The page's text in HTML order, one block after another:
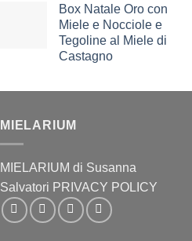
Box Natale Oro con
Miele e Nocciole e
Tegoline al Miele di
Castagno
MIELARIUM
MIELARIUM di Susanna
Salvatori PRIVACY POLICY